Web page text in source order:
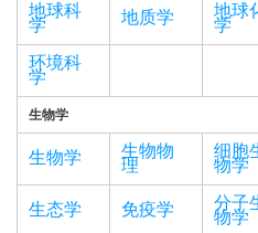
地球科
学 地质学 地球
学
环境科
学
生物学
生物学 生物物
理
细胞
物学
生态学 免疫学 分子
物学